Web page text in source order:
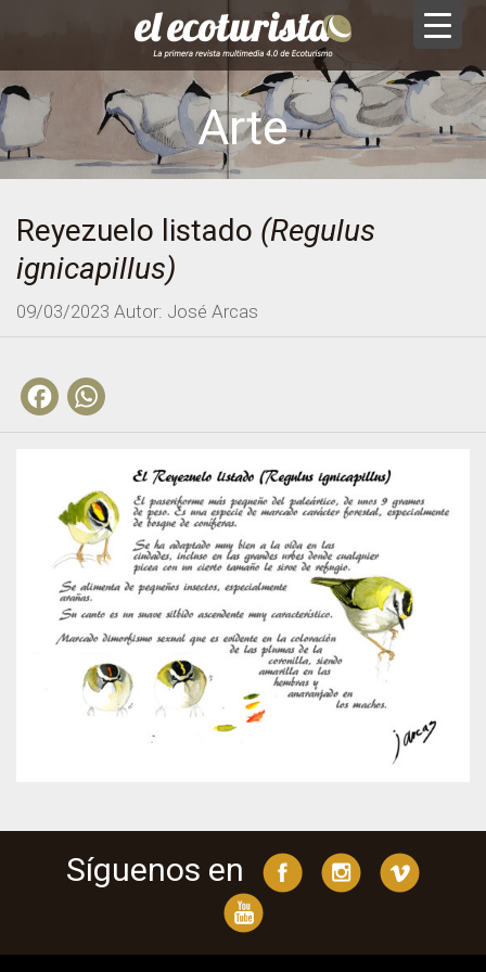
Arte
Reyezuelo listado (Regulus
ignicapillus)
09/03/2023 Autor: José Arcas
Facebook
Síguenos en